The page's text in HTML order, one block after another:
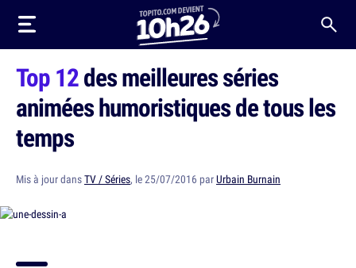
Top 12des meilleures séries
animées humoristiques de tous les
temps
Mis à jour dansTV / Séries, le 25/07/2016 parUrbain Burnain